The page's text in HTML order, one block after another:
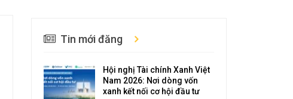
Tin mới đăng
Hội nghị Tài chính Xanh Việt
Nam 2026: Nơi dòng vốn
xanh kết nối cơ hội đầu tư